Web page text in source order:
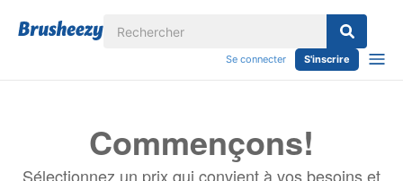
Se connecter S'inscrire
Commençons!
Sélectionnez un prix qui convient à vos besoins et